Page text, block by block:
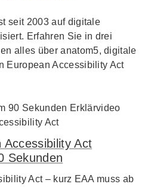
seit 2003 auf digitale
Erfahren Sie in drei
alles über anatom5, digitale
European Accessibility Act
Accessibility Act
Sekunden
Act – kurz EAA muss ab